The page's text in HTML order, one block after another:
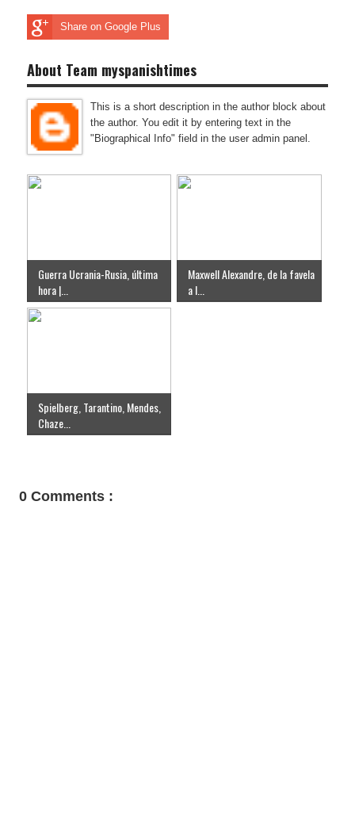
Share on Google Plus
About Team myspanishtimes
This is a short description in the author block about
the author. You edit it by entering text in the
"Biographical Info" field in the user admin panel.
Guerra Ucrania-Rusia, última
hora |...
Maxwell Alexandre, de la favela
a l...
Spielberg, Tarantino, Mendes,
Chaze...
0 Comments :